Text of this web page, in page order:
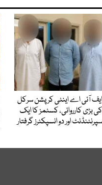
ایف آئی اے اینٹی کرپشن سرکل
کی بڑی کارروائی، کسٹمز کا ایک
سپرنٹنڈنٹ اور دو انسپکٹرز گرفتار